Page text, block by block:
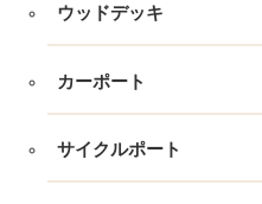
ウッドデッキ
カーポート
サイクルポート